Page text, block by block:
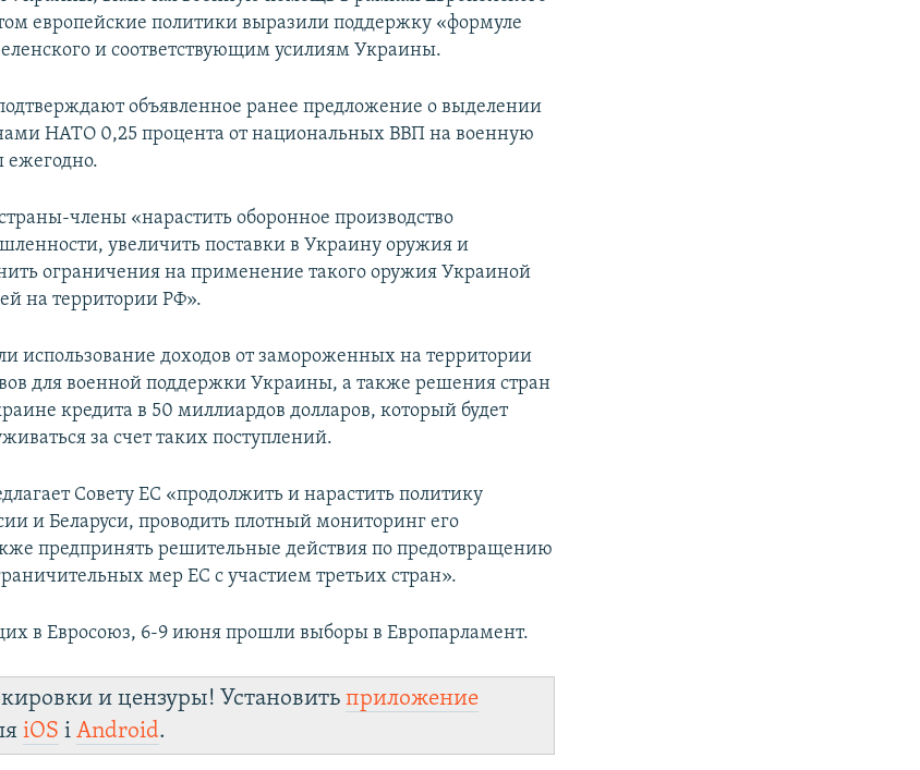
европейские политики выразили поддержку «формуле
и соответствующим усилиям Украины.
объявленное ранее предложение о выделении
НАТО 0,25 процента от национальных ВВП на военную
члены «нарастить оборонное производство
увеличить поставки в Украину оружия и
ограничения на применение такого оружия Украиной
на территории РФ».
использование доходов от замороженных на территории
для военной поддержки Украины, а также решения стран
кредита в 50 миллиардов долларов, который будет
за счет таких поступлений.
Совету ЕС «продолжить и нарастить политику
и Беларуси, проводить плотный мониторинг его
предпринять решительные действия по предотвращению
мер ЕС с участием третьих стран».
в Евросоюз, 6-9 июня прошли выборы в Европарламент.
и цензуры! Установитьприложение
iOS іAndroid.